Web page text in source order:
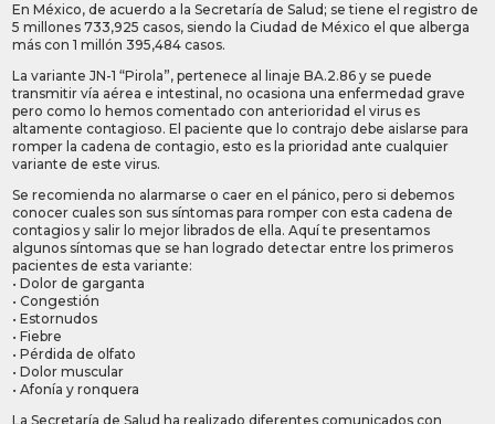
En México, de acuerdo a la Secretaría de Salud; se tiene el registro de
5 millones 733,925 casos, siendo la Ciudad de México el que alberga
más con 1 millón 395,484 casos.
La variante JN-1 “Pirola”, pertenece al linaje BA.2.86 y se puede
transmitir vía aérea e intestinal, no ocasiona una enfermedad grave
pero como lo hemos comentado con anterioridad el virus es
altamente contagioso. El paciente que lo contrajo debe aislarse para
romper la cadena de contagio, esto es la prioridad ante cualquier
variante de este virus.
Se recomienda no alarmarse o caer en el pánico, pero si debemos
conocer cuales son sus síntomas para romper con esta cadena de
contagios y salir lo mejor librados de ella. Aquí te presentamos
algunos síntomas que se han logrado detectar entre los primeros
pacientes de esta variante:
• Dolor de garganta
• Congestión
• Estornudos
• Fiebre
• Pérdida de olfato
• Dolor muscular
• Afonía y ronquera
La Secretaría de Salud ha realizado diferentes comunicados con